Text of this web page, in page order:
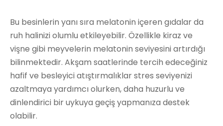
Bu besinlerin yanı sıra melatonin içeren gıdalar da
ruh halinizi olumlu etkileyebilir. Özellikle kiraz ve
vişne gibi meyvelerin melatonin seviyesini artırdığı
bilinmektedir. Akşam saatlerinde tercih edeceğiniz
hafif ve besleyici atıştırmalıklar stres seviyenizi
azaltmaya yardımcı olurken, daha huzurlu ve
dinlendirici bir uykuya geçiş yapmanıza destek
olabilir.